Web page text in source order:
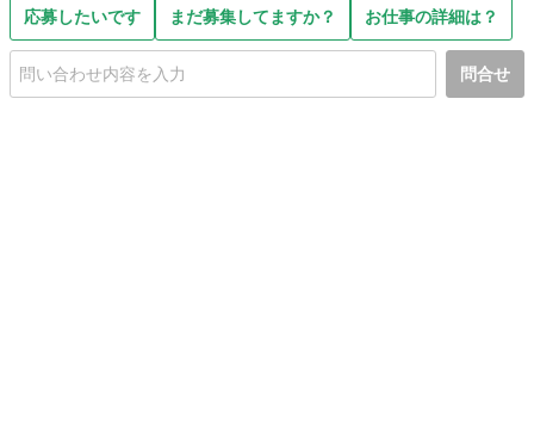
応募したいです まだ募集してますか？ お仕事の詳細は？
問合せ